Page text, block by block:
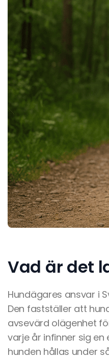
Vad är det
Hundägares ansvar i
Den fastställer att
avsevärd olägenhet
varje år infinner sig
hunden hållas under